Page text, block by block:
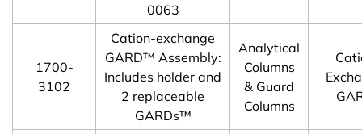
0063
1700-
3102
Cation-exchange
GARD™ Assembly:
Includes holder and
2 replaceable
GARDs™
Analytical
Columns
& Guard
Columns